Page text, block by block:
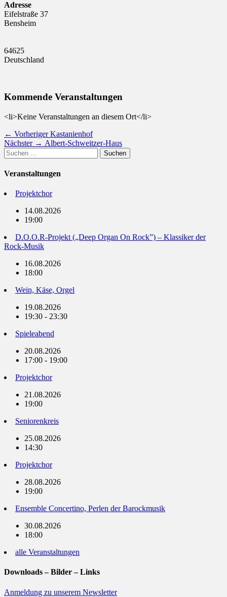
Adresse
Eifelstraße 37
Bensheim
64625
Deutschland
Kommende Veranstaltungen
<li>Keine Veranstaltungen an diesem Ort</li>
Beitragsnavigation
← Vorheriger Vorheriger
Beitrag:
Kastanienhof
Nächster → Nächster
Albert-Schweitzer-Haus
Suchen
nach:
Veranstaltungen
Projektchor
14.08.2026
19:00
D.O.O.R-Projekt („Deep Organ On Rock”) – Klassiker der
Rock-Musik
16.08.2026
18:00
Wein, Käse, Orgel
19.08.2026
19:30 - 23:30
Spieleabend
20.08.2026
17:00 - 19:00
Projektchor
21.08.2026
19:00
Seniorenkreis
25.08.2026
14:30
Projektchor
28.08.2026
19:00
Ensemble Concertino, Perlen der Barockmusik
30.08.2026
18:00
alle Veranstaltungen
Downloads – Bilder – Links
Anmeldung zu unserem Newsletter